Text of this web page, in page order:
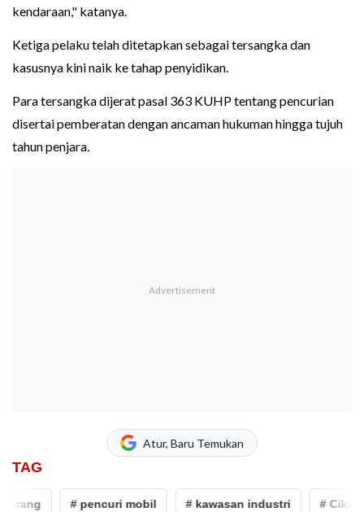
kendaraan," katanya.
Ketiga pelaku telah ditetapkan sebagai tersangka dan
kasusnya kini naik ke tahap penyidikan.
Para tersangka dijerat pasal 363 KUHP tentang pencurian
disertai pemberatan dengan ancaman hukuman hingga tujuh
tahun penjara.
Atur, Baru Temukan
TAG
# pencuri mobil # kawasan industri #